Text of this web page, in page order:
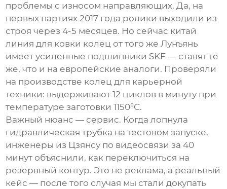
проблемы с износом направляющих. Да, на
первых партиях 2017 года ролики выходили из
строя через 4-5 месяцев. Но сейчас китай
линия для ковки колец от того же Лунъянь
имеет усиленные подшипники SKF — ставят те
же, что и на европейские аналоги. Проверяли
на производстве колец для карьерной
техники: выдерживают 12 циклов в минуту при
температуре заготовки 1150°C.
Важный нюанс — сервис. Когда лопнула
гидравлическая трубка на тестовом запуске,
инженеры из Цзянсу по видеосвязи за 40
минут объяснили, как переключиться на
резервный контур. Это не реклама, а реальный
кейс — после того случая мы стали докупать